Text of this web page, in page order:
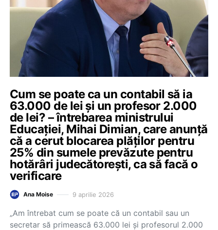
Cum se poate ca un contabil să ia
63.000 de lei și un profesor 2.000
de lei? – întrebarea ministrului
Educației, Mihai Dimian, care anunță
că a cerut blocarea plăților pentru
25% din sumele prevăzute pentru
hotărâri judecătorești, ca să facă o
verificare
Ana Moise 9 aprilie 2026
„Am întrebat cum se poate că un contabil sau un
secretar să primească 63.000 lei și profesorul 2.000